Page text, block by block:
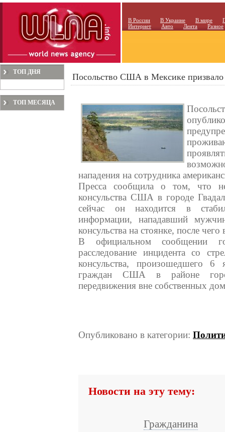
В России В Украине В мире
Интернет
Авто Лента Разное
ТОП ДНЯ
ТОП МЕСЯЦА
Посольство США в Мексике призвало
нападения на сотрудника
Пресса сообщила о том, что
консульства США в городе
сейчас он находится в
информации, нападавший
консульства на стоянке, после
В официальном сообщении
расследование инцидента со
консульства, произошедшего
граждан США в районе
передвижения вне собственных
Опубликовано в категории:
Новости на эту тему:
Гражданина